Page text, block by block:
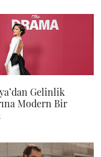
Gelinlik
Modern Bir